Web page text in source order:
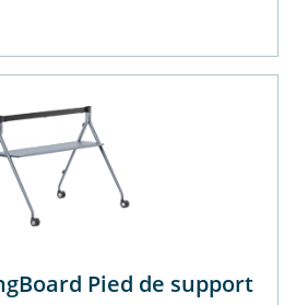
Pied de support